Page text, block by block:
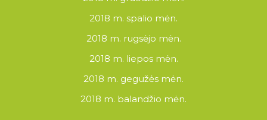
2018 m. spalio mėn.
2018 m. rugsėjo mėn.
2018 m. liepos mėn.
2018 m. gegužės mėn.
2018 m. balandžio mėn.